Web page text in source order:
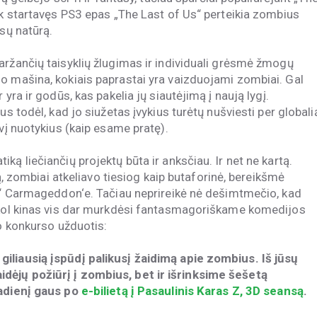
PS3 epas „The Last of Us“ perteikia zombius
natūrą.
taisyklių žlugimas ir individuali grėsmė žmogų
mašina, kokiais paprastai yra vaizduojami zombiai. Gal
ir godūs, kas pakelia jų siautėjimą į naują lygį.
todėl, kad jo siužetas įvykius turėtų nušviesti per
nuotykius (kaip esame pratę).
liečiančių projektų būta ir anksčiau. Ir net ne kartą.
zombiai atkeliavo tiesiog kaip butaforinė, bereikšmė
Tačiau neprireikė nė dešimtmečio, kad
kinas vis dar murkdėsi fantasmagoriškame komedijos
konkurso užduotis:
įspūdį palikusį žaidimą apie zombius. Iš jūsų
požiūrį į zombius, bet ir išrinksime šešetą
gaus po e-bilietą į Pasaulinis Karas Z, 3D seansą.